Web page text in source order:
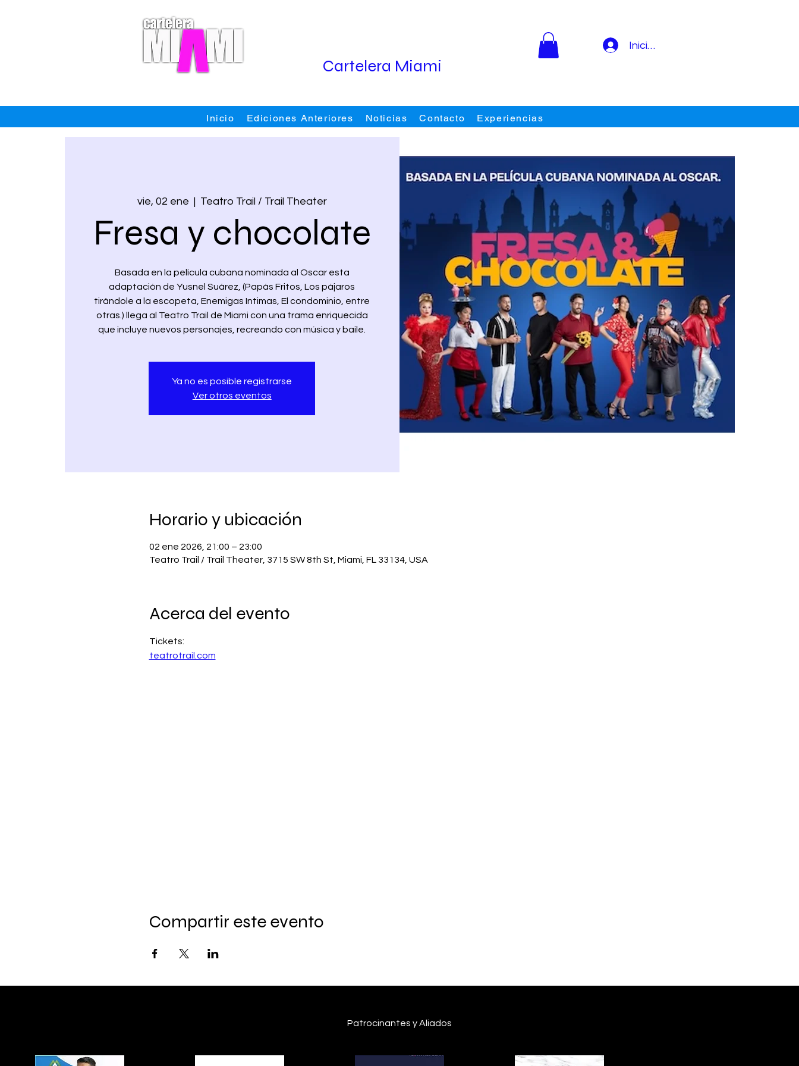
Cartelera Miami
Iniciar sesión
Inicio Ediciones Anteriores Noticias Contacto Experiencias
vie, 02 ene
  |
Teatro Trail / Trail Theater
Fresa y chocolate
Basada en la película cubana nominada al Oscar esta
adaptación de Yusnel Suárez, (Papás Fritos, Los pájaros
tirándole a la escopeta, Enemigas Intimas, El condominio, entre
otras.) llega al Teatro Trail de Miami con una trama enriquecida
que incluye nuevos personajes, recreando con música y baile.
Ya no es posible registrarse
Ver otros eventos
Horario y ubicación
02 ene 2026, 21:00 – 23:00
Teatro Trail / Trail Theater, 3715 SW 8th St, Miami, FL 33134, USA
Acerca del evento
Tickets:
teatrotrail.com
Compartir este evento
Patrocinantes y Aliados